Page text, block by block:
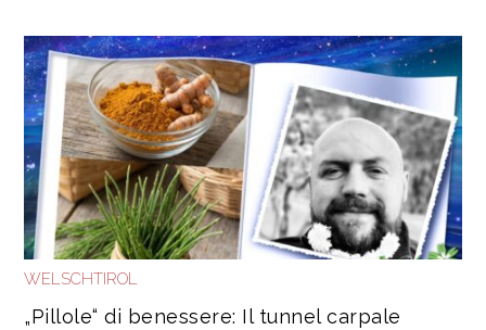
WELSCHTIROL
„Pillole“ di benessere: Il tunnel carpale